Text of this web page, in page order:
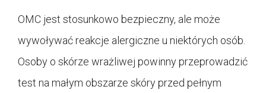
OMC jest stosunkowo bezpieczny, ale może
wywoływać reakcje alergiczne u niektórych osób.
Osoby o skórze wrażliwej powinny przeprowadzić
test na małym obszarze skóry przed pełnym